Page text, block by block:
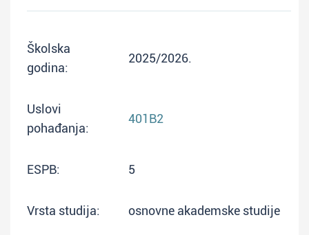
Školska
godina:
2025/2026.
Uslovi
pohađanja:
401B2
ESPB: 5
Vrsta studija: osnovne akademske studije